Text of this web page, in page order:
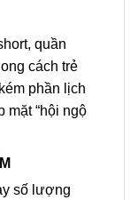
quần
cách trẻ
phần lịch
“hội ngộ
số lượng